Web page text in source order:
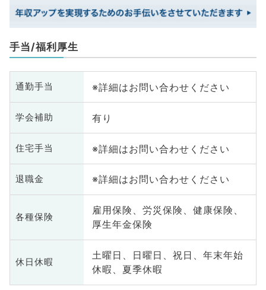
手当/福利厚生
通勤手当 ※詳細はお問い合わせください
学会補助 有り
住宅手当 ※詳細はお問い合わせください
退職金 ※詳細はお問い合わせください
各種保険
雇用保険、労災保険、健康保険、
厚生年金保険
休日休暇
土曜日、日曜日、祝日、年末年始
休暇、夏季休暇